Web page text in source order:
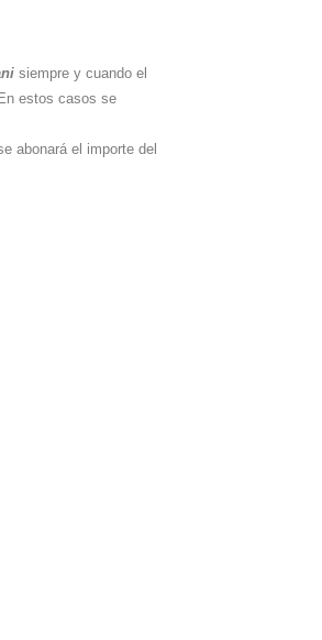
siempre y cuando el
estos casos se
abonará el importe del